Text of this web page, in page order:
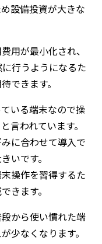
設備投資が大きな
用が最小化され、
行うようになるた
できます。
いる端末なので操
言われています。
に合わせて導入で
いです。
操作を習得するた
きます。
から使い慣れた端
少なくなります。